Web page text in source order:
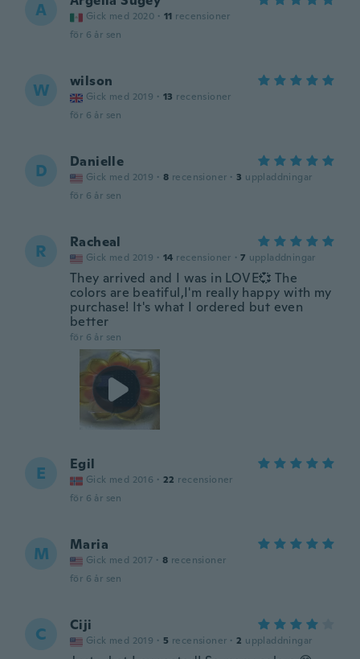
A Gick med 2020 · 11 recensioner
för 6 år sen
W wilson
Gick med 2019 · 13 recensioner
för 6 år sen
D Danielle
Gick med 2019 · 8 recensioner · 3 uppladdningar
för 6 år sen
R Racheal
Gick med 2019 · 14 recensioner · 7 uppladdningar
They arrived and I was in LOVE💞 The
colors are beatiful,I'm really happy with my
purchase! It's what I ordered but even
better
för 6 år sen
E Egil
Gick med 2016 · 22 recensioner
för 6 år sen
M Maria
Gick med 2017 · 8 recensioner
för 6 år sen
C Ciji
Gick med 2019 · 5 recensioner · 2 uppladdningar